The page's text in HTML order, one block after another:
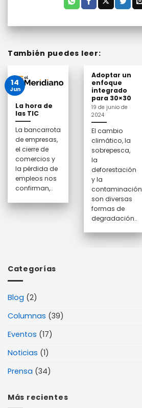
Categorías
Blog (2)
Columnas (39)
Eventos (17)
Noticias (1)
Prensa (34)
Más recientes
También puedes leer:
La hora de
las TIC
La bancarrota
de empresas,
el cierre de
comercios y
la pérdida de
empleos nos
confirman,..
14
Jun
Adoptar un
enfoque
integrado
para 30×30
19 de junio de
2024
El cambio
climático, la
sobrepesca,
la
deforestación
y la
contaminación
son diversas
formas de
degradación..